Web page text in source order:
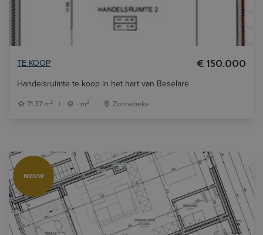
TE KOOP € 150.000
Handelsruimte te koop in het hart van Beselare
71.37 m2 | - m2 | Zonnebeke
NIEUW